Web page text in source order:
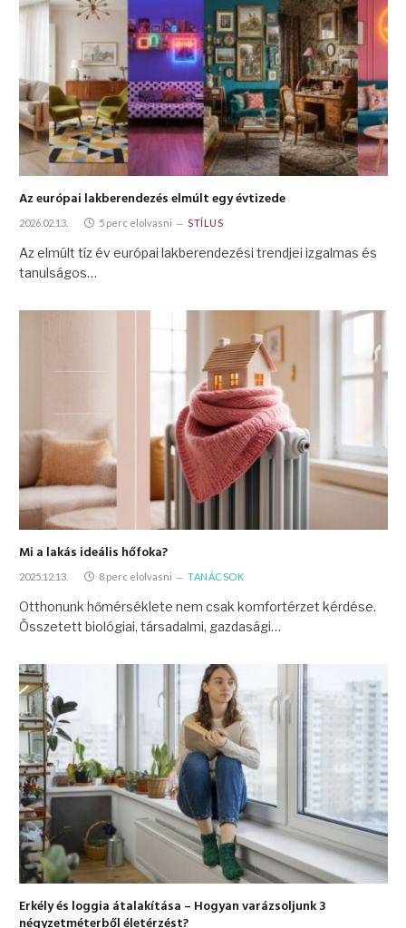
Az európai lakberendezés elmúlt egy évtizede
2026.02.13. 5 perc elolvasni STÍLUS
Az elmúlt tíz év európai lakberendezési trendjei izgalmas és
tanulságos…
Mi a lakás ideális hőfoka?
2025.12.13. 8 perc elolvasni TANÁCSOK
Otthonunk hőmérséklete nem csak komfortérzet kérdése.
Összetett biológiai, társadalmi, gazdasági…
Erkély és loggia átalakítása – Hogyan varázsoljunk 3